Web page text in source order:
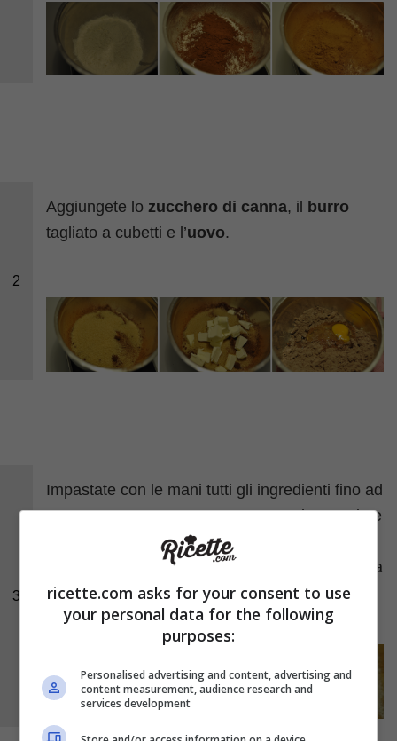
2
Aggiungete lo zucchero di canna, il
burro
tagliato a cubetti e l’uovo.
3
Impastate con le mani tutti gli ingredienti fino ad
avere un composto omogeneo e sodo. Lasciate
riposare l’impasto in frigorifero per 30 minuti,
avvolto in una pellicola trasparente o nella carta
da forno. Accendete il forno a 180 °Ce
portatelo a temperatura.
ricette.com asks for your consent to use
your personal data for the following
purposes:
Personalised advertising and content, advertising and
content measurement, audience research and
services development